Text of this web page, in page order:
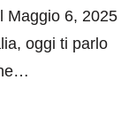
Maggio 6, 2025
oggi ti parlo